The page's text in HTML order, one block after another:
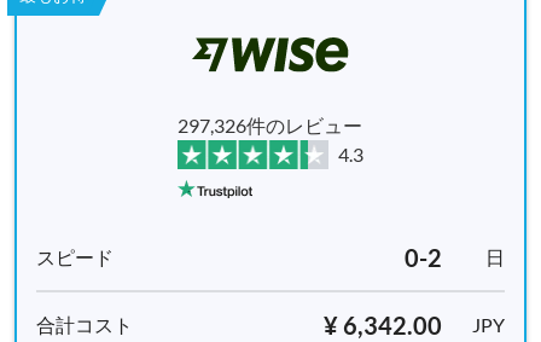
297,326件のレビュー
4.3
0-2 日
¥ 6,342.00
JPY